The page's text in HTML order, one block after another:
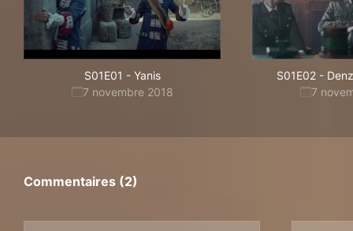
S01E01 - Yanis
7 novembre 2018
S01E02-
7
Commentaires (2)